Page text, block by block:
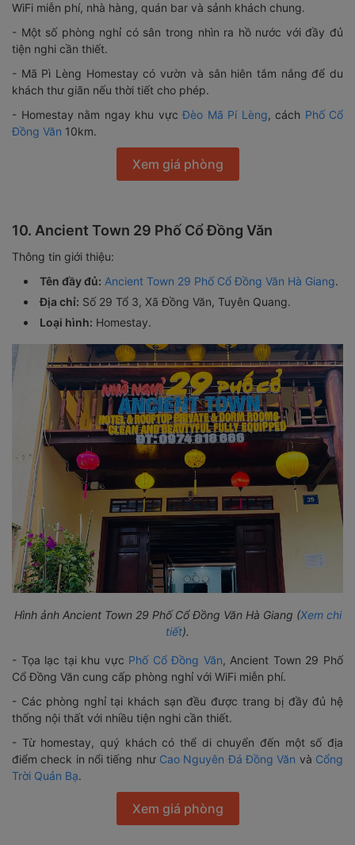
WiFi miễn phí, nhà hàng, quán bar và sảnh khách chung.
- Một số phòng nghỉ có sân trong nhìn ra hồ nước với đầy đủ
tiện nghi cần thiết.
- Mã Pì Lèng Homestay có vườn và sân hiên tắm nắng để du
khách thư giãn nếu thời tiết cho phép.
- Homestay nằm ngay khu vựcĐèo Mã Pí Lèng, cách Phố Cổ
Đồng Văn 10km.
Xem giá phòng
10. Ancient Town 29 Phố Cổ Đồng Văn
Thông tin giới thiệu:
Tên đầy đủ: Ancient Town 29 Phố Cổ Đồng Văn Hà Giang.
Địa chỉ: Số 29 Tổ 3, Xã Đồng Văn, Tuyên Quang.
Loại hình: Homestay.
Hình ảnh Ancient Town 29 Phố Cổ Đồng Văn Hà Giang (Xem chi
tiết).
- Tọa lạc tại khu vực Phố Cổ Đồng Văn, Ancient Town 29 Phố
Cổ Đồng Văn cung cấp phòng nghỉ với WiFi miễn phí.
- Các phòng nghỉ tại khách sạn đều được trang bị đầy đủ hệ
thống nội thất với nhiều tiện nghi cần thiết.
- Từ homestay, quý khách có thể di chuyển đến một số địa
điểm check in nổi tiếng như Cao Nguyên Đá Đồng Văn và Cổng
Trời Quản Bạ.
Xem giá phòng